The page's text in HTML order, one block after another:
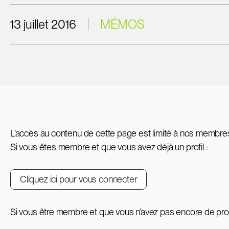
13 juillet 2016 MÉMOS
L’accès au contenu de cette page est limité à nos
Si vous êtes membre et que vous avez déjà un profil :
Cliquez ici pour vous connecter
Si vous être membre et que vous n’avez pas encore de